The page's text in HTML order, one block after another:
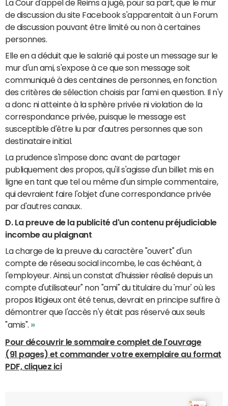
La Cour d'appel de Reims a jugé, pour sa part, que le mur
de discussion du site Facebook s'apparentait à un Forum
de discussion pouvant être limité ou non à certaines
personnes.
Elle en a déduit que le salarié qui poste un message sur le
mur d'un ami, s'expose à ce que son message soit
communiqué à des centaines de personnes, en fonction
des critères de sélection choisis par l'ami en question. Il n'y
a donc ni atteinte à la sphère privée ni violation de la
correspondance privée, puisque le message est
susceptible d'être lu par d'autres personnes que son
destinataire initial.
La prudence s'impose donc avant de partager
publiquement des propos, qu'il s'agisse d'un billet mis en
ligne en tant que tel ou même d'un simple commentaire,
qui devraient faire l'objet d'une correspondance privée
par d'autres canaux.
D. La preuve de la publicité d'un contenu préjudiciable
incombe au plaignant
La charge de la preuve du caractère "ouvert" d'un
compte de réseau social incombe, le cas échéant, à
l'employeur. Ainsi, un constat d'huissier réalisé depuis un
compte d'utilisateur" non "ami" du titulaire du 'mur' où les
propos litigieux ont été tenus, devrait en principe suffire à
démontrer que l'accès n'y était pas réservé aux seuls
"amis". »
Pour découvrir le sommaire complet de l'ouvrage
(91 pages) et commander votre exemplaire au format
PDF, cliquez ici